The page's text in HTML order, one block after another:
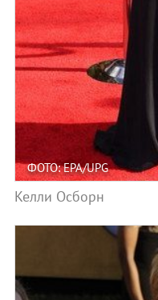
ФОТО: EPA/UPG
Келли Осборн